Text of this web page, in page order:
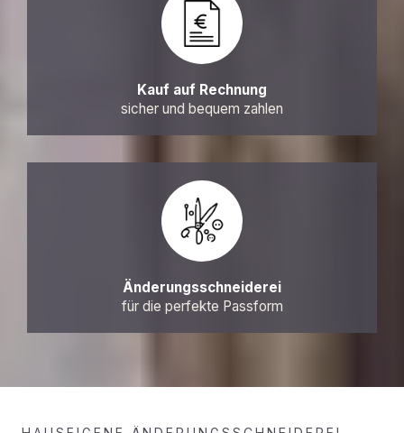
Kauf auf Rechnung
sicher und bequem zahlen
Änderungsschneiderei
für die perfekte Passform